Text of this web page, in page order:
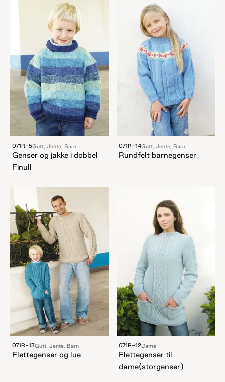
071R-5Gutt, Jente, Barn
Genser og jakke i dobbel
Finull
071R-14Gutt, Jente, Barn
Rundfelt barnegenser
071R-13Gutt, Jente, Barn
Flettegenser og lue
071R-12Dame
Flettegenser til
dame(storgenser)